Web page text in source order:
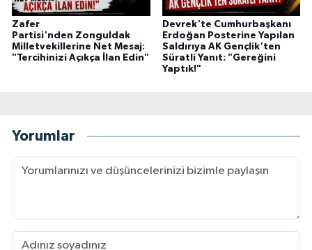
Zafer
Partisi'nden Zonguldak
Milletvekillerine Net Mesaj:
"Tercihinizi Açıkça İlan Edin"
Devrek'te Cumhurbaşkanı
Erdoğan Posterine Yapılan
Saldırıya AK Gençlik'ten
Süratli Yanıt: "Gereğini
Yaptık!"
Yorumlar